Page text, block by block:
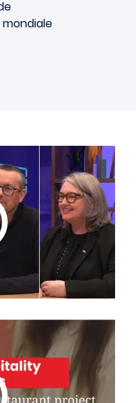
mondiale